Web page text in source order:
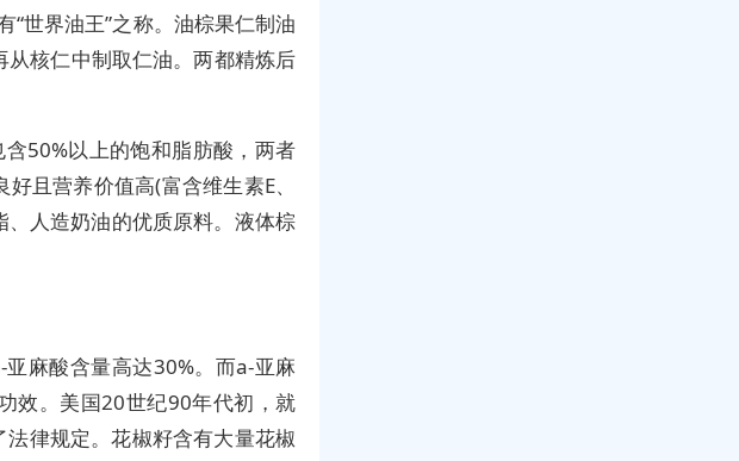
“世界油王”之称。油棕果仁制油
核仁中制取仁油。两都精炼后
50%以上的饱和脂肪酸，两者
且营养价值高(富含维生素E、
人造奶油的优质原料。液体棕
麻酸含量高达30%。而a-亚麻
效。美国20世纪90年代初，就
律规定。花椒籽含有大量花椒